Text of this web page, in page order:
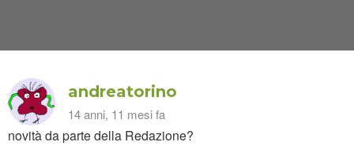
andreatorino
14 anni, 11 mesi fa
novità da parte della Redazione?